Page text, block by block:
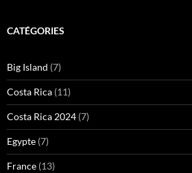
CATÉGORIES
Big Island (7)
Costa Rica (11)
Costa Rica 2024 (7)
Egypte (7)
France (13)